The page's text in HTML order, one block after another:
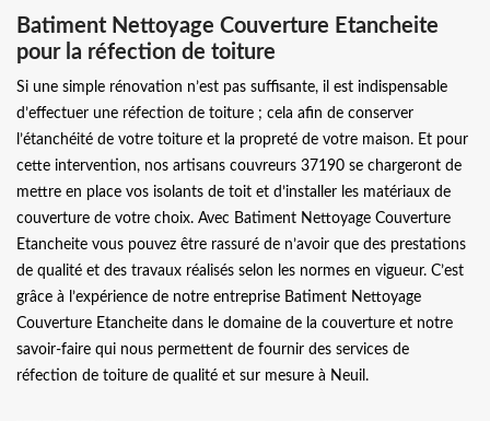
Batiment Nettoyage Couverture Etancheite
pour la réfection de toiture
Si une simple rénovation n’est pas suffisante, il est indispensable
d’effectuer une réfection de toiture ; cela afin de conserver
l’étanchéité de votre toiture et la propreté de votre maison. Et pour
cette intervention, nos artisans couvreurs 37190 se chargeront de
mettre en place vos isolants de toit et d’installer les matériaux de
couverture de votre choix. Avec Batiment Nettoyage Couverture
Etancheite vous pouvez être rassuré de n’avoir que des prestations
de qualité et des travaux réalisés selon les normes en vigueur. C’est
grâce à l’expérience de notre entreprise Batiment Nettoyage
Couverture Etancheite dans le domaine de la couverture et notre
savoir-faire qui nous permettent de fournir des services de
réfection de toiture de qualité et sur mesure à Neuil.